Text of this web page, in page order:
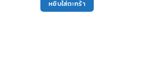
100฿.90฿.
หยิบใส่ตะกร้า